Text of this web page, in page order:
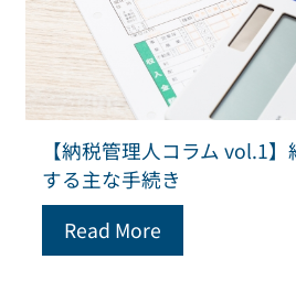
【納税管理人コラム vol.1
する主な手続き
Read More